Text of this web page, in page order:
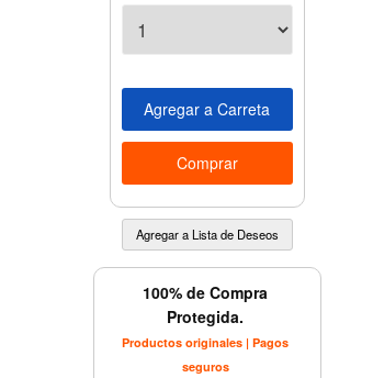
100% de Compra
Protegida.
Productos originales | Pagos
seguros